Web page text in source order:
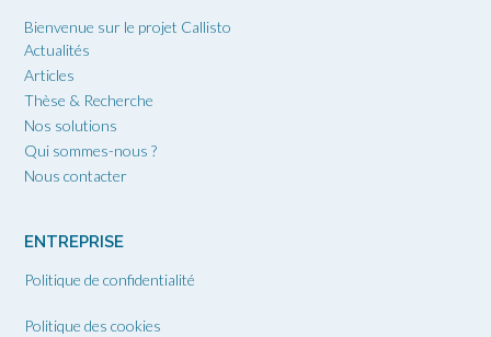
Bienvenue sur le projet Callisto
Actualités
Articles
Thèse & Recherche
Nos solutions
Qui sommes-nous ?
Nous contacter
ENTREPRISE
Politique de confidentialité
Politique des cookies